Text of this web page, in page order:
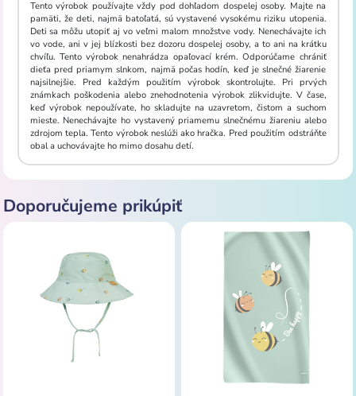
Tento výrobok používajte vždy pod dohľadom dospelej osoby. Majte na
pamäti, že deti, najmä batoľatá, sú vystavené vysokému riziku utopenia.
Deti sa môžu utopiť aj vo veľmi malom množstve vody. Nenechávajte ich
vo vode, ani v jej blízkosti bez dozoru dospelej osoby, a to ani na krátku
chvíľu. Tento výrobok nenahrádza opaľovací krém. Odporúčame chrániť
dieťa pred priamym slnkom, najmä počas hodín, keď je slnečné žiarenie
najsilnejšie. Pred každým použitím výrobok skontrolujte. Pri prvých
známkach poškodenia alebo znehodnotenia výrobok zlikvidujte. V čase,
keď výrobok nepoužívate, ho skladujte na uzavretom, čistom a suchom
mieste. Nenechávajte ho vystavený priamemu slnečnému žiareniu alebo
zdrojom tepla. Tento výrobok neslúži ako hračka. Pred použitím odstráňte
obal a uchovávajte ho mimo dosahu detí.
Doporučujeme prikúpiť